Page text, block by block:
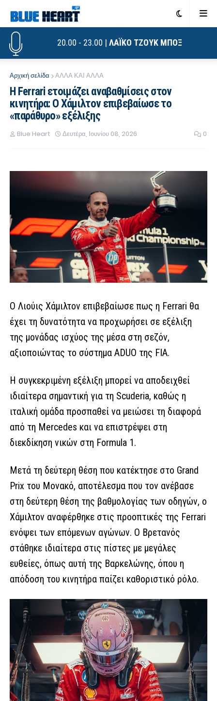
20.00 - 23.00 | ΛΑΪΚΟ ΤΖΟΥΚ ΜΠΟΞ
Αρχική σελίδα ΑΛΛΑ ΚΑΙ ΑΛΛΑ
Η Ferrari ετοιμάζει αναβαθμίσεις στον
κινητήρα: Ο Χάμιλτον επιβεβαίωσε το
«παράθυρο» εξέλιξης
Blue Heart Δευτέρα, Ιουνίου 08, 2026 0
Ο Λιούις Χάμιλτον επιβεβαίωσε πως η Ferrari θα
έχει τη δυνατότητα να προχωρήσει σε εξέλιξη
της μονάδας ισχύος της μέσα στη σεζόν,
αξιοποιώντας το σύστημα ADUO της FIA.
Η συγκεκριμένη εξέλιξη μπορεί να αποδειχθεί
ιδιαίτερα σημαντική για τη Scuderia, καθώς η
ιταλική ομάδα προσπαθεί να μειώσει τη διαφορά
από τη Mercedes και να επιστρέψει στη
διεκδίκηση νικών στη Formula 1.
Μετά τη δεύτερη θέση που κατέκτησε στο Grand
Prix του Μονακό, αποτέλεσμα που τον ανέβασε
στη δεύτερη θέση της βαθμολογίας των οδηγών, ο
Χάμιλτον αναφέρθηκε στις προοπτικές της Ferrari
ενόψει των επόμενων αγώνων. Ο Βρετανός
στάθηκε ιδιαίτερα στις πίστες με μεγάλες
ευθείες, όπως αυτή της Βαρκελώνης, όπου η
απόδοση του κινητήρα παίζει καθοριστικό ρόλο.